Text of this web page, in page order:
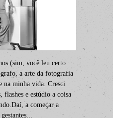
(sim, você leu certo
a arte da fotografia
na minha vida. Cresci
flashes e estúdio a coisa
a começar a